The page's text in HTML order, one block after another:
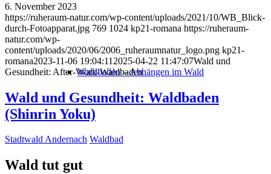
Waldbaden – Abhängen im Wald
6. November 2023
https://ruheraum-natur.com/wp-content/uploads/2021/10/WB_Blick-
durch-Fotoapparat.jpg 769 1024 kp21-romana https://ruheraum-
natur.com/wp-
content/uploads/2020/06/2006_ruheraumnatur_logo.png kp21-
romana2023-11-06 19:04:11 2025-04-22 11:47:07Wald und
Gesundheit: After-Work-Waldbaden
Wald und Gesundheit: Waldbaden
(Shinrin Yoku)
Stadtwald Andernach Waldbad
Wald tut gut